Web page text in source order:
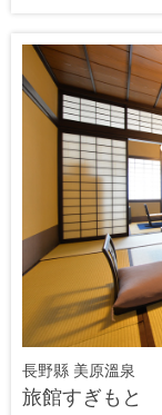
長野縣 美原溫泉
旅館すぎもと